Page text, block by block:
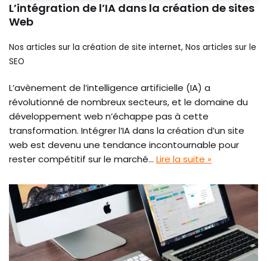
L’intégration de l’IA dans la création de sites
Web
Nos articles sur la création de site internet, Nos articles sur le
SEO
L’avènement de l’intelligence artificielle (IA) a
révolutionné de nombreux secteurs, et le domaine du
développement web n’échappe pas à cette
transformation. Intégrer l’IA dans la création d’un site
web est devenu une tendance incontournable pour
rester compétitif sur le marché… Lire la suite »